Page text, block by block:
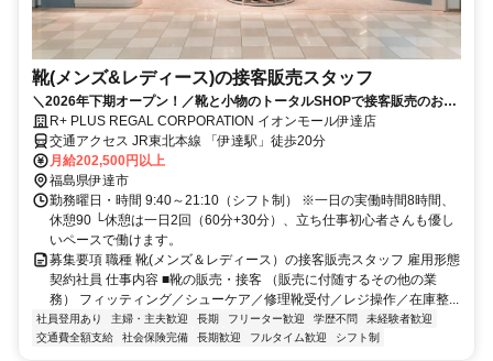
靴(メンズ&レディース)の接客販売スタッフ
＼2026年下期オープン！／靴と小物のトータルSHOPで接客販売のお仕
事★オープン特別給与あり◎
R+ PLUS REGAL CORPORATION イオンモール伊達店
交通アクセス JR東北本線 「伊達駅」徒歩20分
月給202,500円以上
福島県伊達市
勤務曜日・時間 9:40～21:10（シフト制） ※一日の実働時間8時間、
休憩90 └休憩は一日2回（60分+30分）、立ち仕事初心者さんも優し
いペースで働けます。
募集要項 職種 靴(メンズ＆レディース）の接客販売スタッフ 雇用形態
契約社員 仕事内容 ■靴の販売・接客 （販売に付随するその他の業
務） フィッティング／シューケア／修理靴受付／レジ操作／在庫整...
社員登用あり 主婦・主夫歓迎 長期 フリーター歓迎 学歴不問
未経験者歓迎
交通費全額支給
社会保険完備 長期歓迎 フルタイム歓迎 シフト制